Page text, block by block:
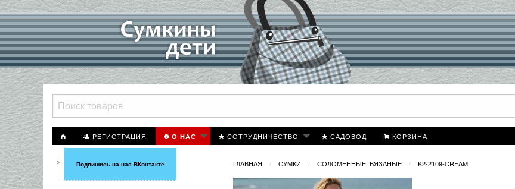
РЕГИСТРАЦИЯ О НАС СОТРУДНИЧЕСТВО САДОВОД КОРЗИНА
ГЛАВНАЯ СУМКИ СОЛОМЕННЫЕ, ВЯЗАНЫЕ K2-2109-CREAM
Подпишись на нас ВКонтакте